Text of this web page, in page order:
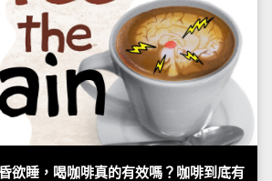
欲睡，喝咖啡真的有效嗎？咖啡到底有